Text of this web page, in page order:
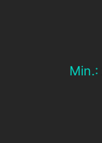
Min.: